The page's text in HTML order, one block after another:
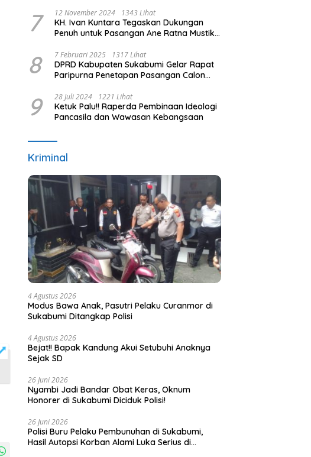
7 12 November 2024 1343 Lihat
KH. Ivan Kuntara Tegaskan Dukungan
Penuh untuk Pasangan Ane Ratna Mustika
Purwakarta 2024
8 7 Februari 2025 1317 Lihat
DPRD Kabupaten Sukabumi Gelar Rapat
Paripurna Penetapan Pasangan Calon
Pejabat Eksekutif
9 28 Juli 2024 1221 Lihat
Ketuk Palu!! Raperda Pembinaan Ideologi
Pancasila dan Wawasan Kebangsaan
Kriminal
4 Agustus 2026
Modus Bawa Anak, Pasutri Pelaku Curanmor di
Sukabumi Ditangkap Polisi
4 Agustus 2026
Bejat!! Bapak Kandung Akui Setubuhi Anaknya
Sejak SD
26 Juni 2026
Nyambi Jadi Bandar Obat Keras, Oknum
Honorer di Sukabumi Diciduk Polisi!
26 Juni 2026
Polisi Buru Pelaku Pembunuhan di Sukabumi,
Hasil Autopsi Korban Alami Luka Serius di